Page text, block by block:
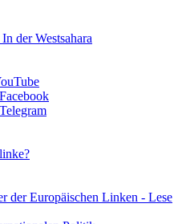
der Westsahara
der Europäischen Linken - Lese